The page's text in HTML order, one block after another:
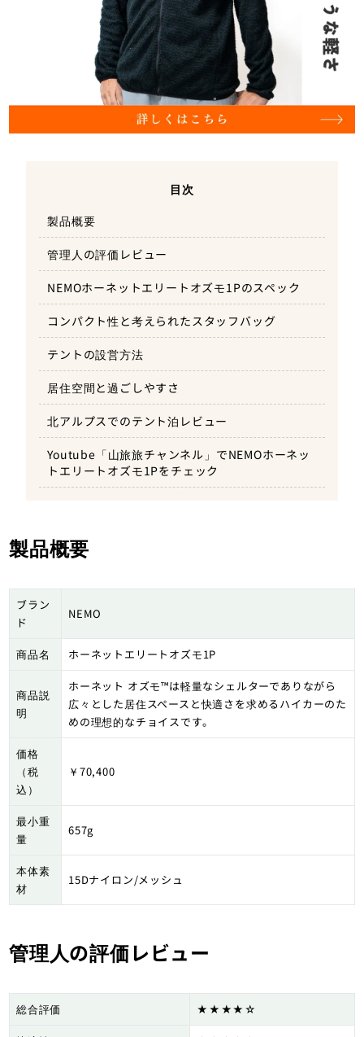
目次
製品概要
管理人の評価レビュー
NEMOホーネットエリートオズモ1Pのスペック
コンパクト性と考えられたスタッフバッグ
テントの設営方法
居住空間と過ごしやすさ
北アルプスでのテント泊レビュー
Youtube「山旅旅チャンネル」でNEMOホーネッ
トエリートオズモ1Pをチェック
製品概要
ブラン
ド
NEMO
商品名 ホーネットエリートオズモ1P
商品説
明
ホーネット オズモ™は軽量なシェルターでありながら
広々とした居住スペースと快適さを求めるハイカーのた
めの理想的なチョイスです。
価格
（税
込）
￥70,400
最小重
量
657g
本体素
材
15Dナイロン/メッシュ
管理人の評価レビュー
総合評価 ★★★★☆